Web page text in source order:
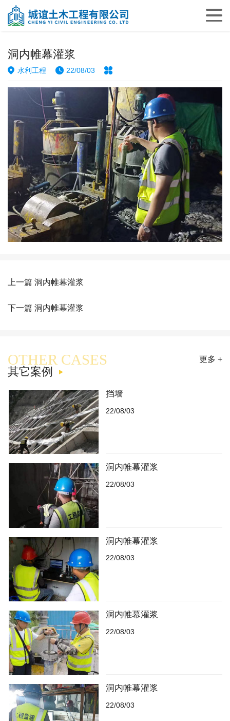
洞内帷幕灌浆
水利工程 22/08/03
上一篇 洞内帷幕灌浆
下一篇 洞内帷幕灌浆
OTHER CASES
其它案例
更多 +
挡墙
22/08/03
洞内帷幕灌浆
22/08/03
洞内帷幕灌浆
22/08/03
洞内帷幕灌浆
22/08/03
洞内帷幕灌浆
22/08/03